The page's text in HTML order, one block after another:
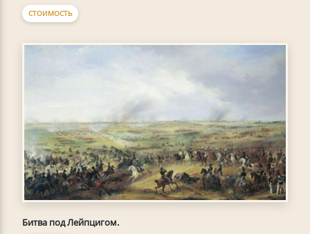
СТОИМОСТЬ
Битва под Лейпцигом.